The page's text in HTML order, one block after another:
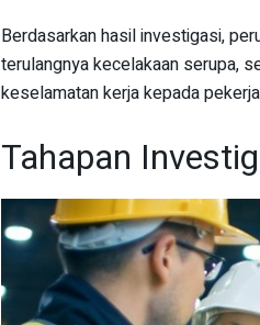
Berdasarkan hasil investigasi,
terulangnya kecelakaan serupa,
keselamatan kerja kepada
Tahapan